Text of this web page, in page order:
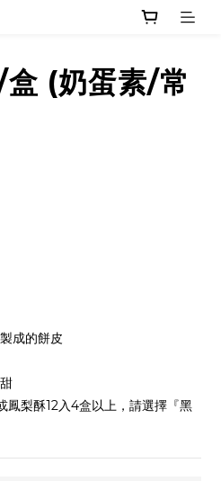
(奶蛋素/常
成的餅皮
梨酥12入4盒以上，請選擇『黑